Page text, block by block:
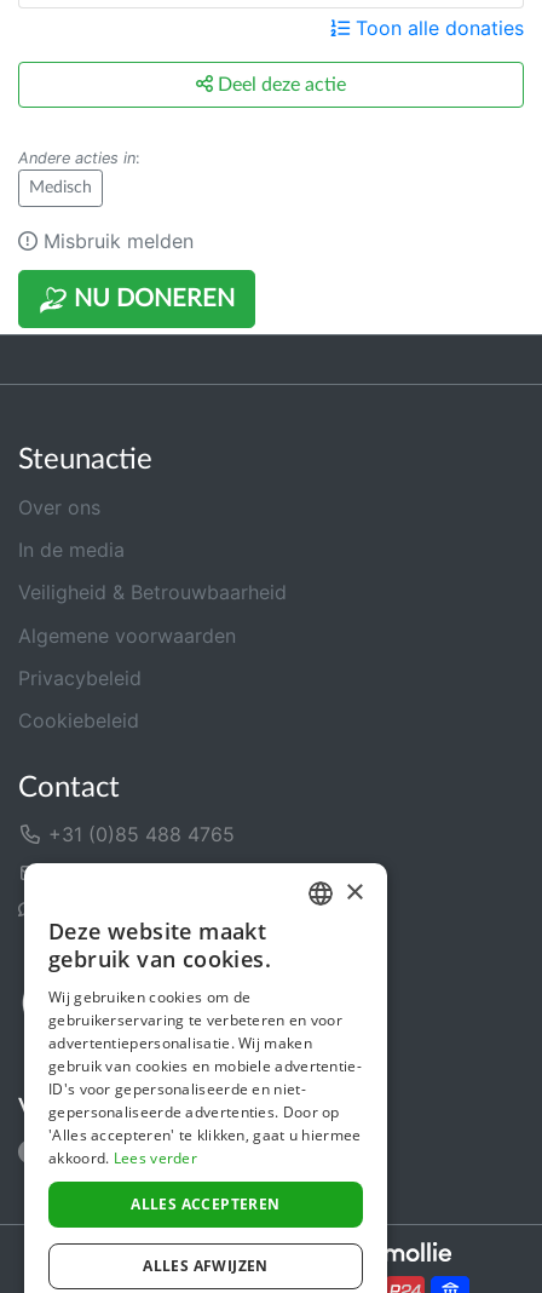
NU DONEREN
Toon alle donaties
Deel deze actie
Andere acties in:
Medisch
Misbruik melden
Steunactie
Over ons
In de media
Veiligheid & Betrouwbaarheid
Algemene voorwaarden
Privacybeleid
Cookiebeleid
Contact
+31 (0)85 488 4765
Volg ons
Secure payments powered by
ENGLISH
×
Deze website maakt
gebruik van cookies.
Wij gebruiken cookies om de
gebruikerservaring te verbeteren en voor
advertentiepersonalisatie. Wij maken
gebruik van cookies en mobiele advertentie-
ID's voor gepersonaliseerde en niet-
gepersonaliseerde advertenties. Door op
'Alles accepteren' te klikken, gaat u hiermee
akkoord. Lees verder
ALLES ACCEPTEREN
ALLES AFWIJZEN